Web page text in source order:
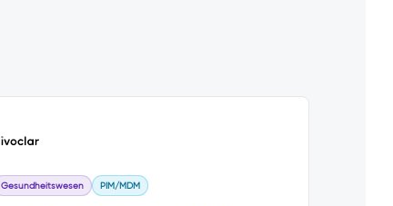
Gesundheitswesen PIM/MDM